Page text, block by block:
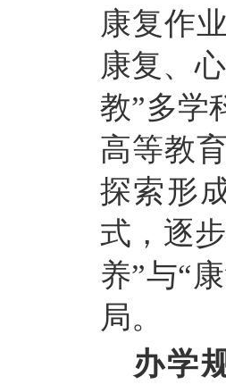
康复作
康复、
教”多学
高等教
探索形
式，逐
养”与“
局。
办学